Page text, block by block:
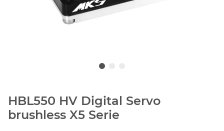
HBL550 HV Digital Servo
brushless X5 Serie